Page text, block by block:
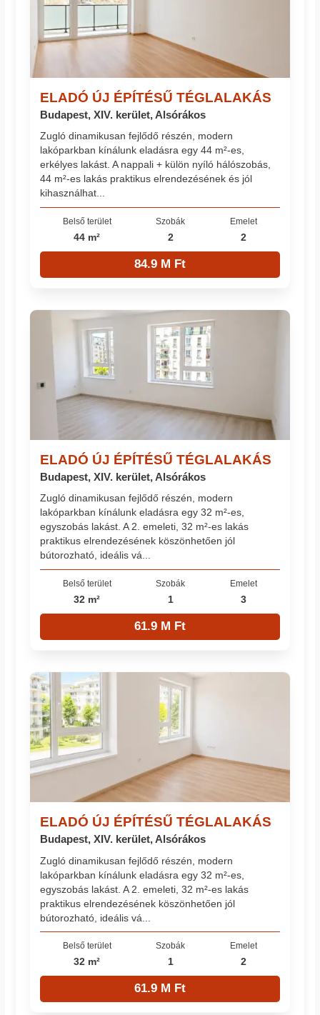
ELADÓ ÚJ ÉPÍTÉSŰ TÉGLALAKÁS
Budapest, XIV. kerület, Alsórákos
Zugló dinamikusan fejlődő részén, modern
lakóparkban kínálunk eladásra egy 44 m²-es,
erkélyes lakást. A nappali + külön nyíló hálószobás,
44 m²-es lakás praktikus elrendezésének és jól
kihasználhat...
Belső terület
44 m²
Szobák
2
Emelet
2
84.9 M Ft
ELADÓ ÚJ ÉPÍTÉSŰ TÉGLALAKÁS
Budapest, XIV. kerület, Alsórákos
Zugló dinamikusan fejlődő részén, modern
lakóparkban kínálunk eladásra egy 32 m²-es,
egyszobás lakást. A 2. emeleti, 32 m²-es lakás
praktikus elrendezésének köszönhetően jól
bútorozható, ideális vá...
Belső terület
32 m²
Szobák
1
Emelet
3
61.9 M Ft
ELADÓ ÚJ ÉPÍTÉSŰ TÉGLALAKÁS
Budapest, XIV. kerület, Alsórákos
Zugló dinamikusan fejlődő részén, modern
lakóparkban kínálunk eladásra egy 32 m²-es,
egyszobás lakást. A 2. emeleti, 32 m²-es lakás
praktikus elrendezésének köszönhetően jól
bútorozható, ideális vá...
Belső terület
32 m²
Szobák
1
Emelet
2
61.9 M Ft